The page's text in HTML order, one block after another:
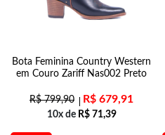
Bota Feminina Country Western
em Couro Zariff Nas002 Preto
R$799,90 R$ 679,91
10x de R$71,39